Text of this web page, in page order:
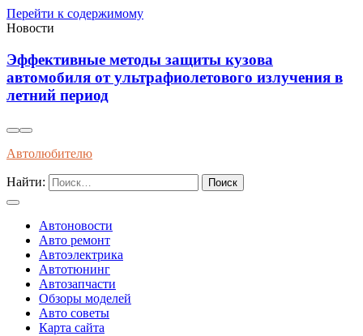
Перейти к содержимому
Новости
в
Как распознать оригинальные запчасти по
упаковке и сертификатам качества
Автолюбителю
Найти:
Автоновости
Авто ремонт
Автоэлектрика
Автотюнинг
Автозапчасти
Обзоры моделей
Авто советы
Карта сайта